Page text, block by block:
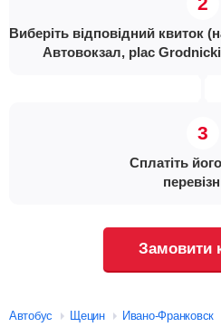
Виберіть відповідний квиток
Автовокзал, plac
Сплатіть
Замовити
Автобус Щецин Ивано-Франковск